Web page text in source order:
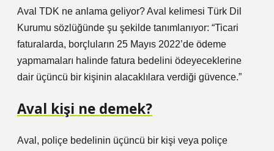
Aval TDK ne anlama geliyor? Aval kelimesi Türk Dil
Kurumu sözlüğünde şu şekilde tanımlanıyor: “Ticari
faturalarda, borçluların 25 Mayıs 2022’de ödeme
yapmamaları halinde fatura bedelini ödeyeceklerine
dair üçüncü bir kişinin alacaklılara verdiği güvence.”
Aval kişi ne demek?
Aval, poliçe bedelinin üçüncü bir kişi veya poliçe